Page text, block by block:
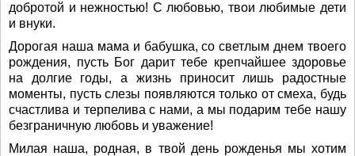
добротой и нежностью! С любовью, твои любимые дети
и внуки.
Дорогая наша мама и бабушка, со светлым днем твоего
рождения, пусть Бог дарит тебе крепчайшее здоровье
на долгие годы, а жизнь приносит лишь радостные
моменты, пусть слезы появляются только от смеха, будь
счастлива и терпелива с нами, а мы подарим тебе нашу
безграничную любовь и уважение!
Милая наша, родная, в твой день рожденья мы хотим